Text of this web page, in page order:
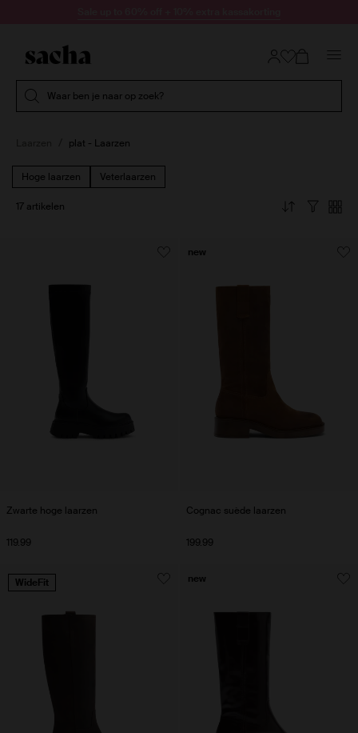
Waar ben je naar op zoek?
plat - Laarzen
Hoge laarzen Veterlaarzen
17 artikelen
Zwarte hoge laarzen
119.99
Cognac suède laarzen
199.99
new
WideFit new